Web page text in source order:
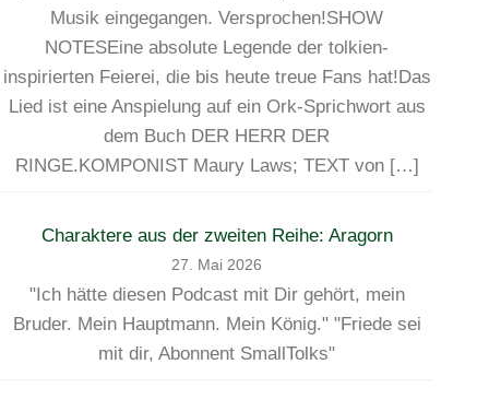
Musik eingegangen. Versprochen!SHOW
NOTESEine absolute Legende der tolkien-
inspirierten Feierei, die bis heute treue Fans hat!Das
Lied ist eine Anspielung auf ein Ork-Sprichwort aus
dem Buch DER HERR DER
RINGE.KOMPONIST Maury Laws; TEXT von […]
Charaktere aus der zweiten Reihe: Aragorn
27. Mai 2026
"Ich hätte diesen Podcast mit Dir gehört, mein
Bruder. Mein Hauptmann. Mein König." "Friede sei
mit dir, Abonnent SmallTolks"